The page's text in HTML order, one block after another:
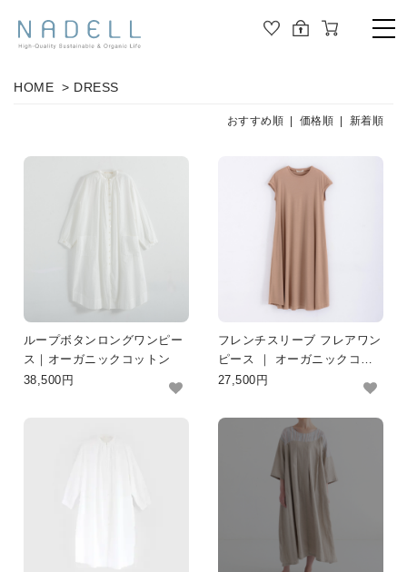
TOP
ALL
SHIRT / BLOUSE
DRESS
PANTS / LEGGINS
ORGANIC COTTON
ABOUT US
HOME > DRESS
おすすめ順 | 価格順 新着順
ループボタンロングワンピー
ス｜オーガニックコットン
38,500円
フレンチスリーブ フレアワン
ピース ｜ オーガニックコッ
トン
27,500円